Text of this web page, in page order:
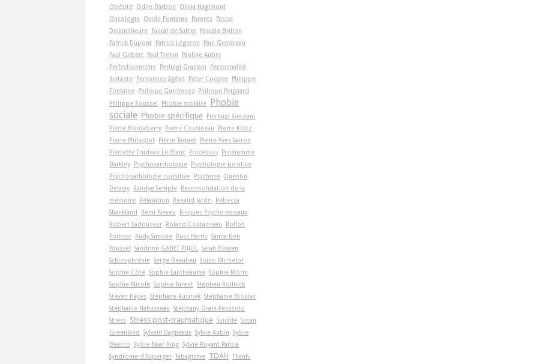
Obésité Odile Darbon
Olivia Hagimont
Oncologie Ovide Fontaine Parents Pascal
Delamillieure Pascal de Sutter Pascale Brillon
Patrick Dupont Patrick Légeron
Paul Gendreau
Paul Gilbert Paul Tréhin
Pauline Aubry
Perfectionnisme Perluigi Graziani
Personnalité
évitante Personnes âgées Peter Cooper Philippe
Fontaine Philippe Guichenez Philippe Peignard
Philippe Roussel
Phobie scolaire
Phobie
sociale Phobie spécifique Pierluigi Graziani
Pierre Bordaberry Pierre Cousineau
Pierre Klotz
Pierre Philippot Pierre Taquet Pierre-Yves Sarron
Pierrette Trudeau Le Blanc Processus Programme
Barkley Psychocardiologie Psychologie positive
Psychopathologie cognitive Psychose Quentin
Debray Randye Semple Reconsolidation de la
mémoire Relaxation Renaud Jardri
Rébecca
Shankland
Rémi Neveu
Risques Psycho-sociaux
Robert Ladouceur Roland Coutanceau
Rollon
Poinsot Rudy Simone Russ Harris Samia Ben
Youssef Sandrine GABET PUJOL
Sarah Bowen
Schizophrénie Serge Beaulieu Soizic Michelot
Sophie Côté Sophie Lantheaume Sophie Morin
Sophie Nicole Sophie Parent Stephen Rollnick
Steven Hayes Stéphane Rusinek Stéphanie Bioulac
Stéphanie Hahusseau Stéphany Orain-Pelissolo
Stress Stress post-traumatique Suicide Susan
Greenland Sylvain Dagneaux Sylvie Aubin Sylvie
Beacco Sylvie Naar-King Sylvie Royant-Parola
Syndrome d'Asperger Tabagisme TDAH Thanh-